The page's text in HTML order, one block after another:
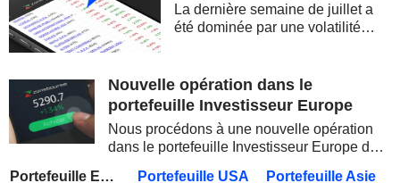
MOORE THREADS TECHNOLOGY CO., LTD. Publication des résultats - Q2 2026
AMRIZE AG
JBS N.V. Publication des résultats - Q2 2026
GEA GROUP AG
Dimanche 09 août 2026
La dernière semaine de juillet a
été dominée par une volatilité
semi-conducteurs. Les
inquiétudes sur la soutenabilité
Nouvelle opération dans le
portefeuille Investisseur Europe
Nous procédons à une nouvelle opération
dans le portefeuille Investisseur Europe de
Portefeuille Europe Portefeuille USA Portefeuille Asie